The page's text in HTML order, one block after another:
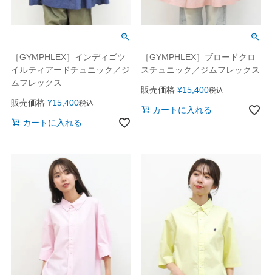
［GYMPHLEX］インディゴツ
イルティアードチュニック／ジ
ムフレックス
販売価格 ¥15,400税込
カートに入れる
［GYMPHLEX］ブロードクロ
スチュニック／ジムフレックス
販売価格 ¥15,400税込
カートに入れる